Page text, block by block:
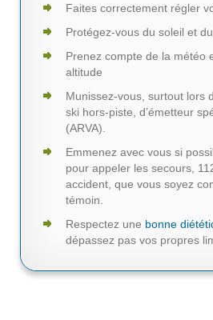
Faites correctement régler
Protégez-vous du soleil et du
Prenez compte de la météo
altitude
Munissez-vous, surtout lors
ski hors-piste, d’émetteur
(ARVA).
Emmenez avec vous si
pour appeler les secours,
accident, que vous soyez
témoin.
Respectez une bonne
dépassez pas vos propres